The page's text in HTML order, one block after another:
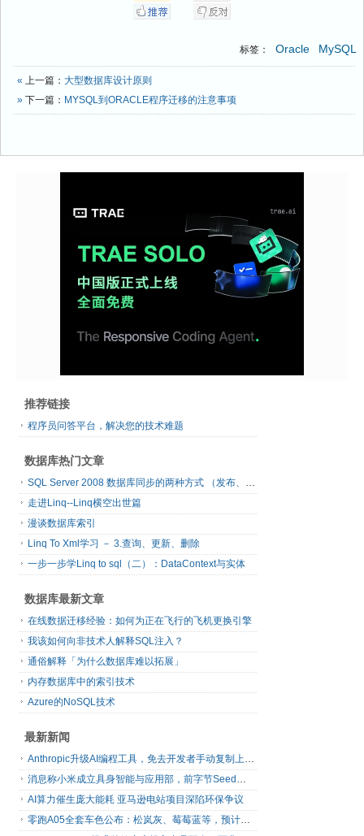
标签： Oracle MySQL
« 上一篇： 大型数据库设计原则
» 下一篇： MYSQL到ORACLE程序迁移的注意事项
推荐链接
程序员问答平台，解决您的技术难题
数据库热门文章
SQL Server 2008 数据库同步的两种方式 （发布、订阅）
走进Linq--Linq横空出世篇
漫谈数据库索引
Linq To Xml学习 － 3.查询、更新、删除
一步一步学Linq to sql（二）：DataContext与实体
数据库最新文章
在线数据迁移经验：如何为正在飞行的飞机更换引擎
我该如何向非技术人解释SQL注入？
通俗解释「为什么数据库难以拓展」
内存数据库中的索引技术
Azure的NoSQL技术
最新新闻
Anthropic升级AI编程工具，免去开发者手动复制上下文
消息称小米成立具身智能与应用部，前字节Seed孔涛挂帅
AI算力催生庞大能耗 亚马逊电站项目深陷环保争议
零跑A05全套车色公布：松岚灰、莓莓蓝等，预计明日上市